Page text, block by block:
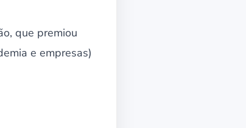
que premiou
e empresas)